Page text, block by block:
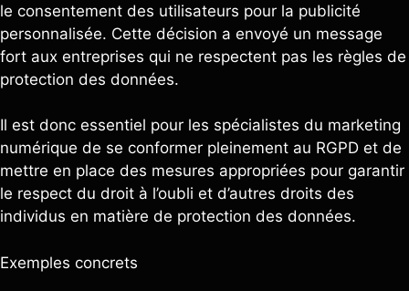
le consentement des utilisateurs pour la publicité
personnalisée. Cette décision a envoyé un message
fort aux entreprises qui ne respectent pas les règles de
protection des données.
Il est donc essentiel pour les spécialistes du marketing
numérique de se conformer pleinement au RGPD et de
mettre en place des mesures appropriées pour garantir
le respect du droit à l’oubli et d’autres droits des
individus en matière de protection des données.
Exemples concrets